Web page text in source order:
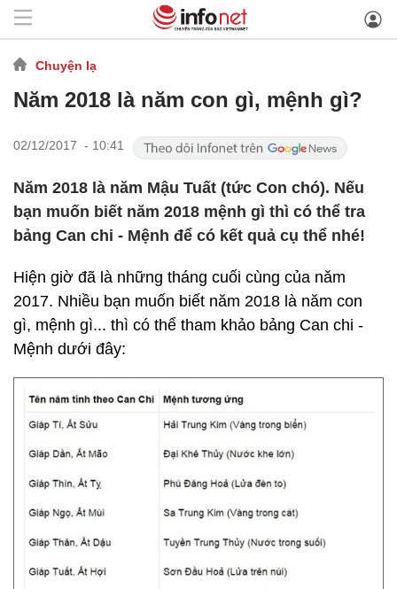
Chuyện lạ
Năm 2018 là năm con gì, mệnh gì?
02/12/2017 - 10:41
Năm 2018 là năm Mậu Tuất (tức Con chó). Nếu
bạn muốn biết năm 2018 mệnh gì thì có thể tra
bảng Can chi - Mệnh để có kết quả cụ thể nhé!
Hiện giờ đã là những tháng cuối cùng của năm
2017. Nhiều bạn muốn biết năm 2018 là năm con
gì, mệnh gì... thì có thể tham khảo bảng Can chi -
Mệnh dưới đây: